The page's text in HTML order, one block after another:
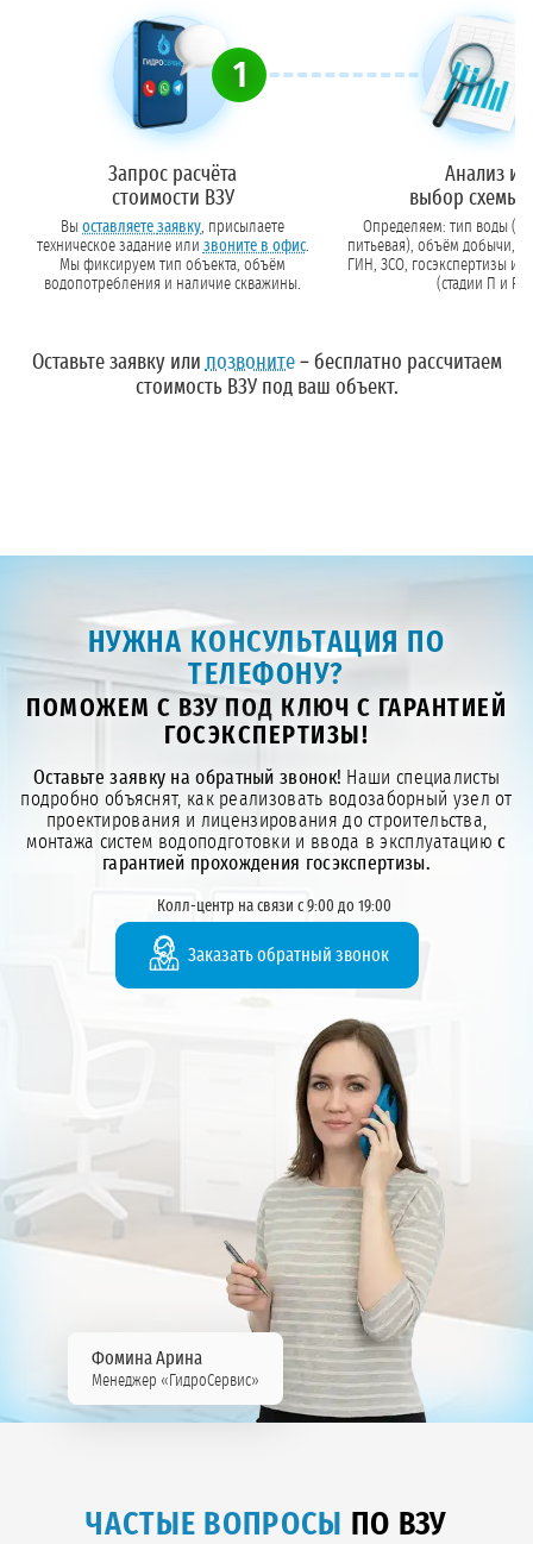
1
Запрос расчёта
стоимости ВЗУ
Вы оставляете заявку, присылаете
техническое задание или звоните в офис.
Мы фиксируем тип объекта, объём
водопотребления и наличие скважины.
Анализ и
выбор схемы
Определяем: тип воды
питьевая), объём добычи,
ГИН, ЗСО, госэкспертизы и состав проекта
(стадии П и Р).
Оставьте заявкуили позвоните– бесплатно рассчитаем
стоимость ВЗУ под ваш объект.
НУЖНА КОНСУЛЬТАЦИЯ ПО
ТЕЛЕФОНУ?
ПОМОЖЕМ С ВЗУ ПОД КЛЮЧ С ГАРАНТИЕЙ
ГОСЭКСПЕРТИЗЫ!
Оставьте заявку на обратный звонок! Наши специалисты
подробно объяснят, как реализовать водозаборный узел от
проектирования и лицензирования до строительства,
монтажа систем водоподготовки и ввода в эксплуатациюс
гарантией прохождения госэкспертизы.
Колл-центр на связи с 9:00 до 19:00
Заказать обратный звонок
Фомина Арина
Менеджер «ГидроСервис»
ЧАСТЫЕ ВОПРОСЫ ПО ВЗУ